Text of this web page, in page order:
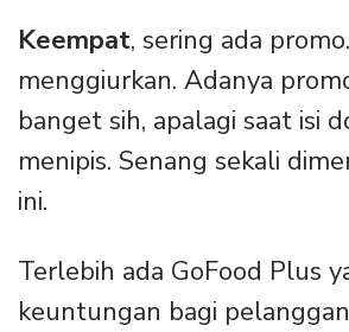
Keempat, sering ada
menggiurkan. Adanya
banget sih, apalagi saat isi
menipis. Senang sekali
ini.
Terlebih ada GoFood Plus
keuntungan bagi